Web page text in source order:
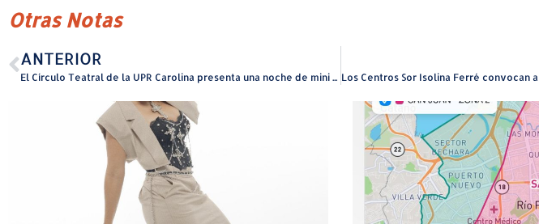
Otras Notas
ANTERIOR
El Círculo Teatral de la UPR Carolina presenta una noche de mini obras con sabor local.